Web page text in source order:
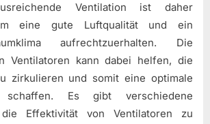
Ventilation ist daher
eine gute Luftqualität und ein
aufrechtzuerhalten. Die
Ventilatoren kann dabei helfen, die
zirkulieren und somit eine optimale
Es gibt verschiedene
die Effektivität von Ventilatoren zu